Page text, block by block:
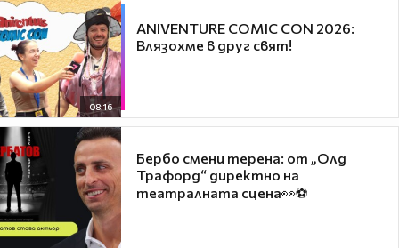
08:16
ANIVENTURE COMIC CON 2026:
Влязохме в друг свят!
Бербо смени терена: от „Олд
Трафорд“ директно на
театралната сцена👀⚽